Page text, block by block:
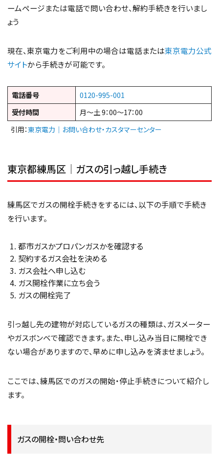
ームページまたは電話で問い合わせ、解約手続きを行いまし
ょう
現在、東京電力をご利用中の場合は電話または東京電力公式
サイトから手続きが可能です。
電話番号
0120-995-001
受付時間
月〜土 9：00〜17：00
引用：東京電力｜お問い合わせ・カスタマーセンター
東京都練馬区｜ガスの引っ越し手続き
練馬区でガスの開栓手続きをするには、以下の手順で手続き
を行います。
都市ガスかプロパンガスかを確認する
契約するガス会社を決める
ガス会社へ申し込む
ガス開栓作業に立ち会う
ガスの開栓完了
引っ越し先の建物が対応しているガスの種類は、ガスメーター
やガスボンベで確認できます。また、申し込み当日に開栓でき
ない場合がありますので、早めに申し込みを済ませましょう。
ここでは、練馬区でのガスの開始・停止手続きについて紹介し
ます。
ガスの開栓・問い合わせ先